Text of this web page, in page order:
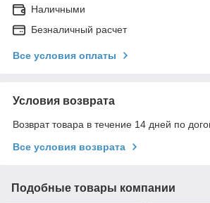
Наличными
Безналичный расчет
Все условия оплаты
Условия возврата
Возврат товара в течение 14 дней по
Все условия возврата
Подобные товары компании